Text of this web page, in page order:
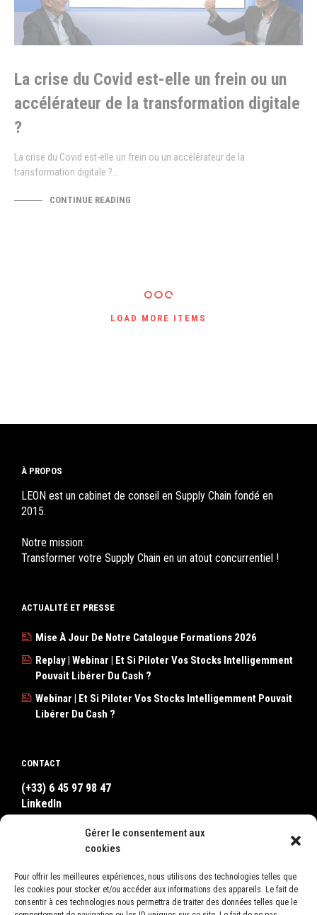
Gérer le consentement aux
cookies
Pour offrir les meilleures expériences, nous utilisons des technologies telles que
les cookies pour stocker et/ou accéder aux informations des appareils. Le fait de
consentir à ces technologies nous permettra de traiter des données telles que le
La crise du Covid est-elle un frein ou un
accélérateur de la transformation digitale
?
La crise du Covid est-elle un frein ou un accélérateur de la
transformation digitale ?…
CONTINUE READING
LOAD MORE ITEMS
À PROPOS
LEON est un cabinet de conseil en Supply Chain fondé en
2015.
Notre mission:
Transformer votre Supply Chain en un atout concurrentiel !
ACTUALITÉ ET PRESSE
Mise À Jour De Notre Catalogue Formations 2026
Replay | Webinar | Et Si Piloter Vos Stocks Intelligemment
Pouvait Libérer Du Cash ?
Webinar | Et Si Piloter Vos Stocks Intelligemment Pouvait
Libérer Du Cash ?
CONTACT
(+33) 6 45 97 98 47
LinkedIn
Contact
OÙ NOUS TROUVER ?
LEON